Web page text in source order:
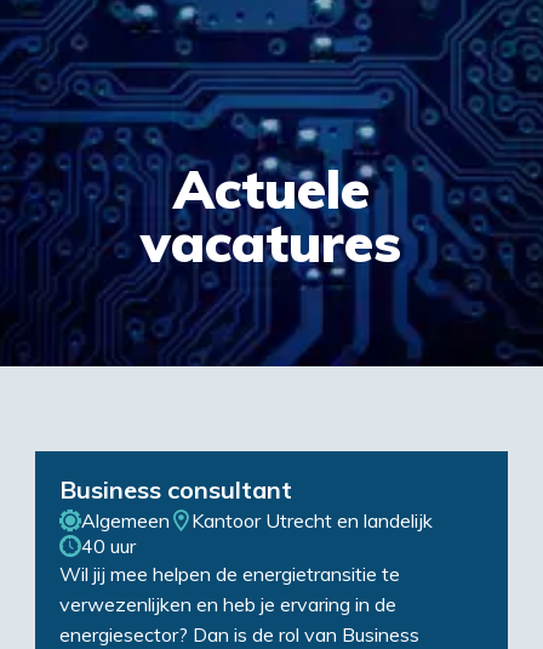
Actuele
vacatures
Business consultant
Algemeen
Kantoor Utrecht en landelijk
40 uur
Wil jij mee helpen de energietransitie te
verwezenlijken en heb je ervaring in de
energiesector? Dan is de rol van Business